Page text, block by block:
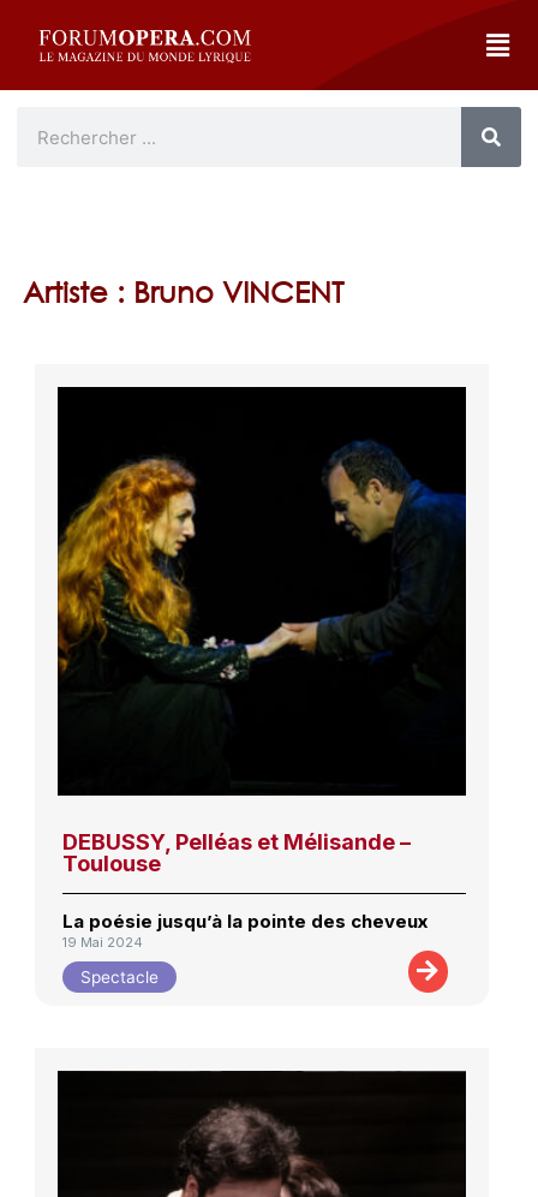
Artiste : Bruno VINCENT
DEBUSSY, Pelléas et Mélisande –
Toulouse
La poésie jusqu’à la pointe des cheveux
19 Mai 2024
Spectacle